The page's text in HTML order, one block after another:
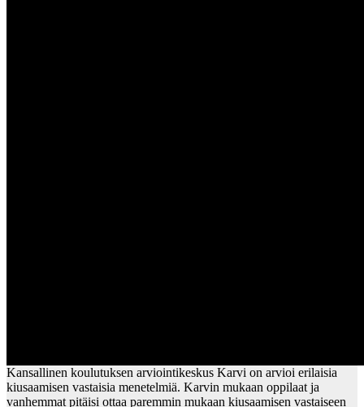
Kansallinen koulutuksen arviointikeskus Karvi on arvioi erilaisia
kiusaamisen vastaisia menetelmiä. Karvin mukaan oppilaat ja
vanhemmat pitäisi ottaa paremmin mukaan kiusaamisen vastaiseen